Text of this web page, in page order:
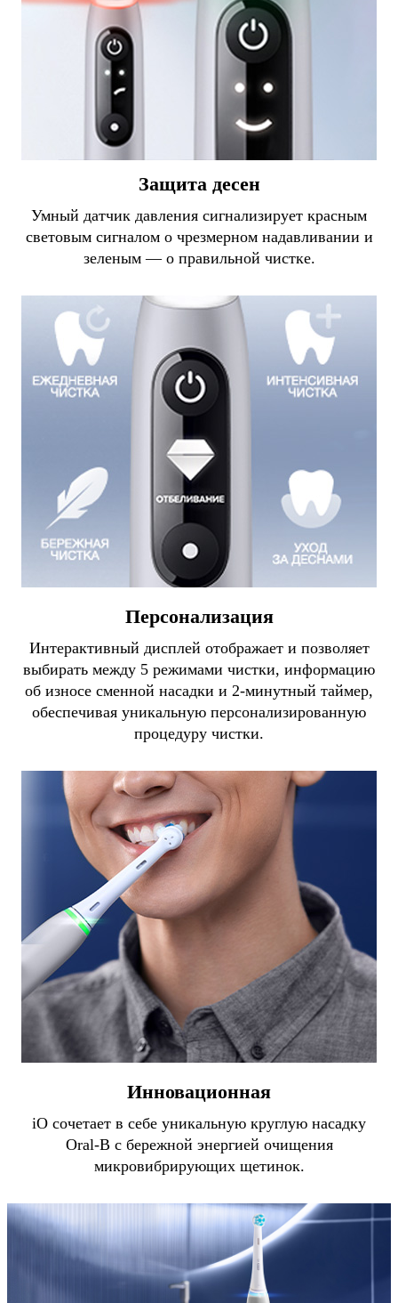
Защита десен
Умный датчик давления сигнализирует красным
световым сигналом о чрезмерном надавливании и
зеленым — о правильной чистке.
Персонализация
Интерактивный дисплей отображает и позволяет
выбирать между 5 режимами чистки, информацию
об износе сменной насадки и 2-минутный таймер,
обеспечивая уникальную персонализированную
процедуру чистки.
Инновационная
iO сочетает в себе уникальную круглую насадку
Oral-B с бережной энергией очищения
микровибрирующих щетинок.